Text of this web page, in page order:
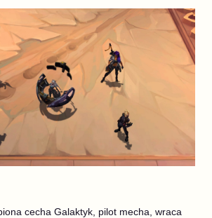
cecha Galaktyk, pilot mecha, wraca